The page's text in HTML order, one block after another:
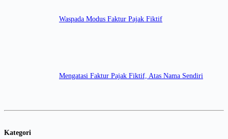
Waspada Modus Faktur Pajak Fiktif
Mengatasi Faktur Pajak Fiktif, Atas Nama Sendiri
Kategori